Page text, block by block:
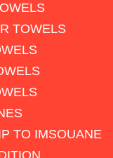
TOWELS
TO IMSOUANE